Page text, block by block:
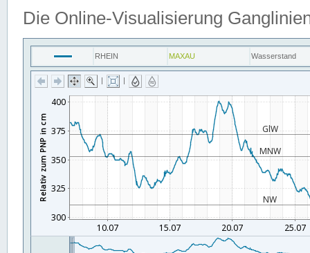
Die Online-Visualisierung